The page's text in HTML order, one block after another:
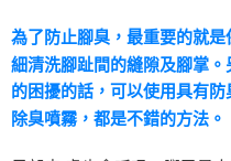
為了防止腳臭，最重要的就
細清洗腳趾間的縫隙及腳掌
的困擾的話，可以使用具有
除臭噴霧，都是不錯的方法。